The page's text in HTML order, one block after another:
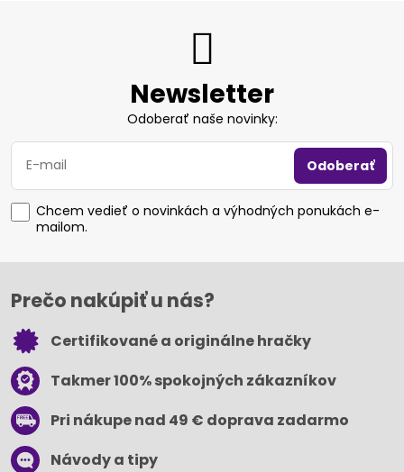
Newsletter
Odoberať naše novinky:
Odoberať
Chcem vedieť o novinkách a výhodných ponukách e-
mailom.
Prečo nakúpiť u nás?
Certifikované a originálne hračky
Takmer 100% spokojných zákazníkov
Pri nákupe nad 49 € doprava zadarmo
Návody a tipy